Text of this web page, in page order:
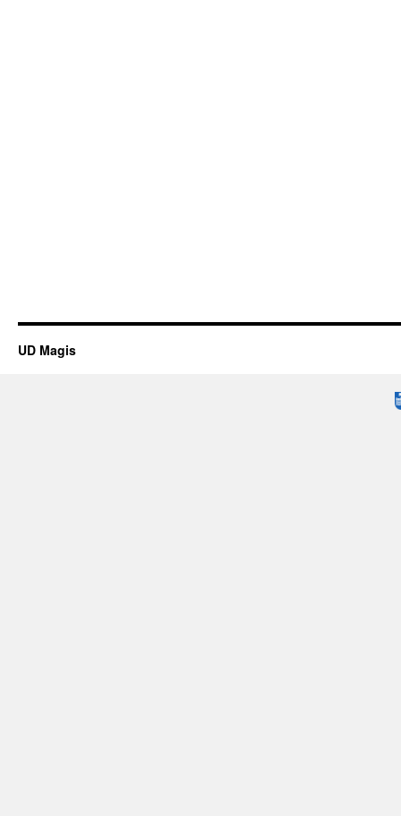
UD Magis